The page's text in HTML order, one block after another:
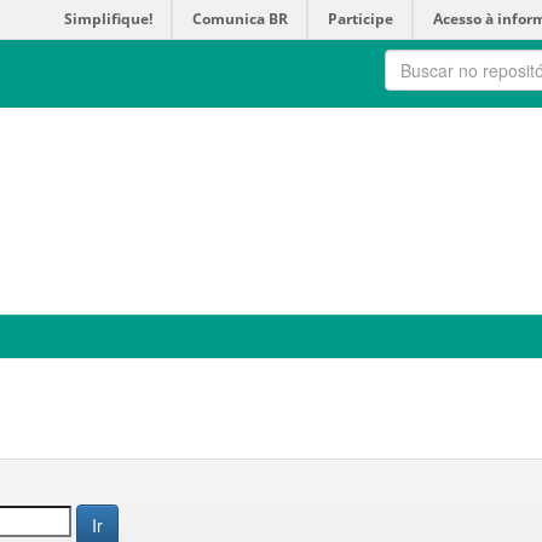
Simplifique! Comunica BR Participe Acesso à